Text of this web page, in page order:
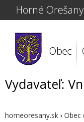
Horné Orešany
Obec
Vydavateľ:
horneoresany.sk › Obec ›